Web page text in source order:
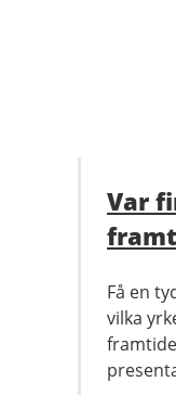
Var
Få en
vilka